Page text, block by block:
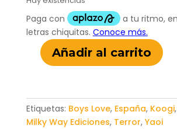
Killing
01
cantidad
Añadir al carrito
Etiquetas: Boys Love, España, Koogi,
Milky Way Ediciones, Terror, Yaoi